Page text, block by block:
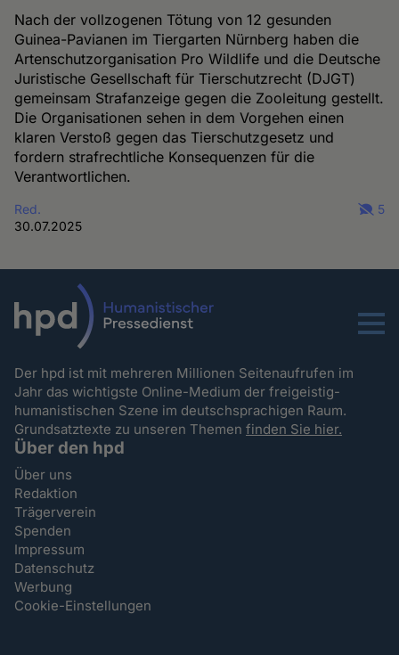
Nach der vollzogenen Tötung von 12 gesunden
Guinea-Pavianen im Tiergarten Nürnberg haben die
Artenschutzorganisation Pro Wildlife und die Deutsche
Juristische Gesellschaft für Tierschutzrecht (DJGT)
gemeinsam Strafanzeige gegen die Zooleitung gestellt.
Die Organisationen sehen in dem Vorgehen einen
klaren Verstoß gegen das Tierschutzgesetz und
fordern strafrechtliche Konsequenzen für die
Verantwortlichen.
Red.
30.07.2025
5
Menu
Der hpd ist mit mehreren Millionen Seitenaufrufen im
Jahr das wichtigste Online-Medium der freigeistig-
humanistischen Szene im deutschsprachigen Raum.
Grundsatztexte zu unseren Themenfinden Sie hier.
Über den hpd
Über uns
Redaktion
Trägerverein
Spenden
Impressum
Datenschutz
Werbung
Cookie-Einstellungen